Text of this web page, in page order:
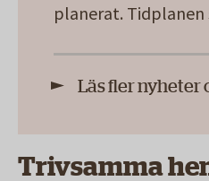
planerat. Tidplanen
Läs fler nyheter
Trivsamma